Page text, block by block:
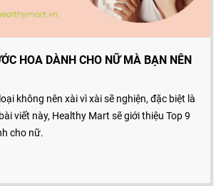
HOA DÀNH CHO NỮ MÀ BẠN NÊN
không nên xài vì xài sẽ nghiện, đặc biệt là
viết này, Healthy Mart sẽ giới thiệu Top 9
cho nữ.